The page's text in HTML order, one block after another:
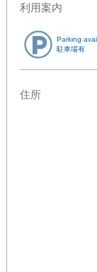
利用案内
Parking
駐車場有
住所